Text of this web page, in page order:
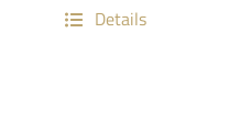
Details